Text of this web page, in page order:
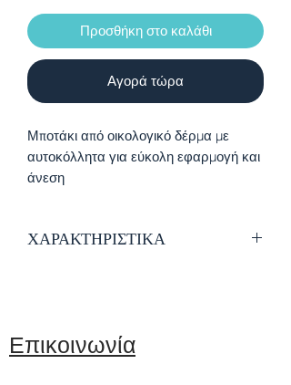
Προσθήκη στο καλάθι
Αγορά τώρα
Μποτάκι από οικολογικό δέρμα με
αυτοκόλλητα για εύκολη εφαρμογή και
άνεση
ΧΑΡΑΚΤΗΡΙΣΤΙΚΑ
Αυτοκόλλητα για εύκολη εφαρμογή
Αντιολισθητική σόλα
Επικοινωνία